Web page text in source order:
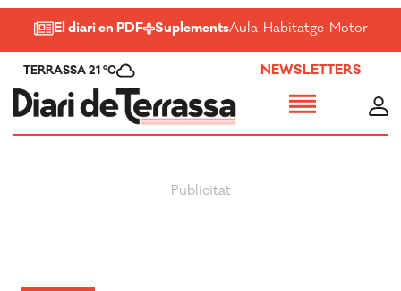
El diari en PDF SuplementsAula-Habitatge-Motor-
TERRASSA 21 ºC NEWSLETTERS